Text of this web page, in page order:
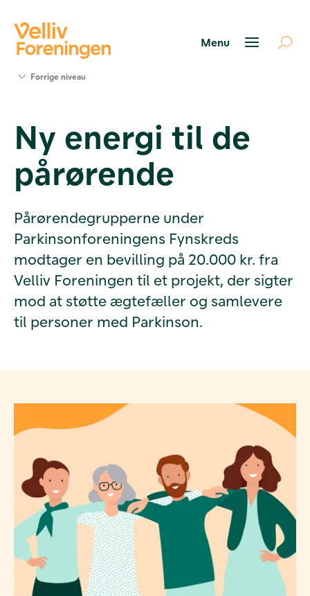
Værktøjer
og viden
Om Velliv
Foreningen
Kontakt
Forrige niveau
Ny energi til de
pårørende
Pårørendegrupperne under
Parkinsonforeningens Fynskreds
modtager en bevilling på 20.000 kr. fra
Velliv Foreningen til et projekt, der sigter
mod at støtte ægtefæller og samlevere
til personer med Parkinson.